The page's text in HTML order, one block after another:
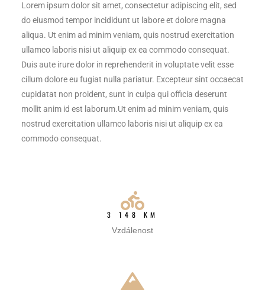
Lorem ipsum dolor sit amet, consectetur adipiscing elit, sed
do eiusmod tempor incididunt ut labore et dolore magna
aliqua. Ut enim ad minim veniam, quis nostrud exercitation
ullamco laboris nisi ut aliquip ex ea commodo consequat.
Duis aute irure dolor in reprehenderit in voluptate velit esse
cillum dolore eu fugiat nulla pariatur. Excepteur sint occaecat
cupidatat non proident, sunt in culpa qui officia deserunt
mollit anim id est laborum.Ut enim ad minim veniam, quis
nostrud exercitation ullamco laboris nisi ut aliquip ex ea
commodo consequat.
3 148 KM
Vzdálenost